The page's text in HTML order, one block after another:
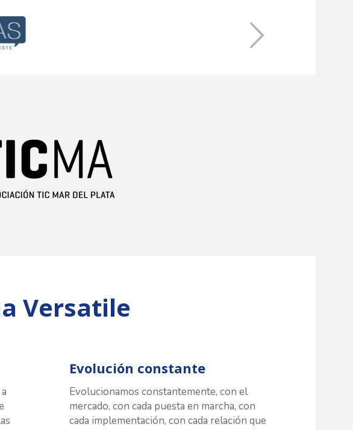
Versatile
Evolución constante
Evolucionamos constantemente, con el
mercado, con cada puesta en marcha, con
cada implementación, con cada relación que